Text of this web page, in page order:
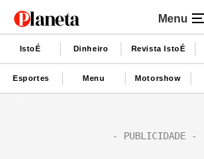
Menu
IstoÉ Dinheiro Revista IstoÉ
Esportes Menu Motorshow